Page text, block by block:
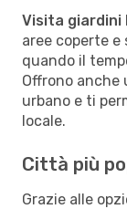
Visita giardini
aree coperte e
quando il
Offrono
urbano e ti
locale.
Città più
Grazie alle